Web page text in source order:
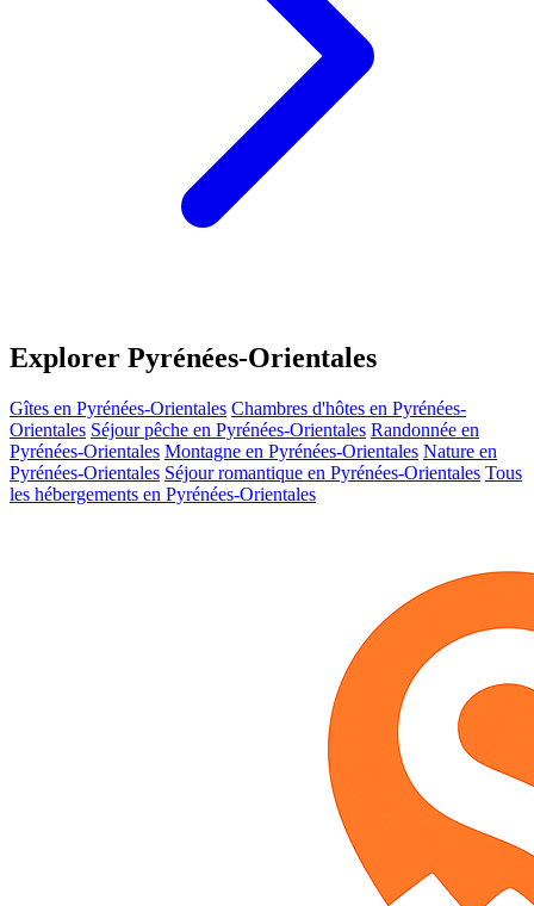
Explorer Pyrénées-Orientales
Gîtes en Pyrénées-Orientales Chambres d'hôtes en Pyrénées-
Orientales Séjour pêche en Pyrénées-Orientales Randonnée en
Pyrénées-Orientales Montagne en Pyrénées-Orientales Nature en
Pyrénées-Orientales Séjour romantique en Pyrénées-Orientales Tous
les hébergements en Pyrénées-Orientales